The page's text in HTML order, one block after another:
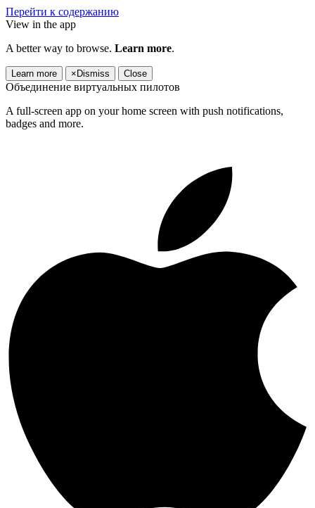
Перейти к содержанию
View in the app
A better way to browse. Learn more.
Learn more × Dismiss Close
Объединение виртуальных пилотов
A full-screen app on your home screen with push notifications,
badges and more.